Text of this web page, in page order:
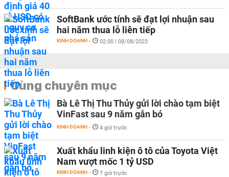
SoftBank ước tính sẽ đạt lợi nhuận sau
hai năm thua lỗ liên tiếp
KINH DOANH - 02:00 | 08/08/2023
Cùng chuyên mục
Bà Lê Thị Thu Thủy gửi lời chào tạm biệt
VinFast sau 9 năm gắn bó
KINH DOANH - 4 giờ trước
Xuất khẩu linh kiện ô tô của Toyota Việt
Nam vượt mốc 1 tỷ USD
KINH DOANH - 7 giờ trước